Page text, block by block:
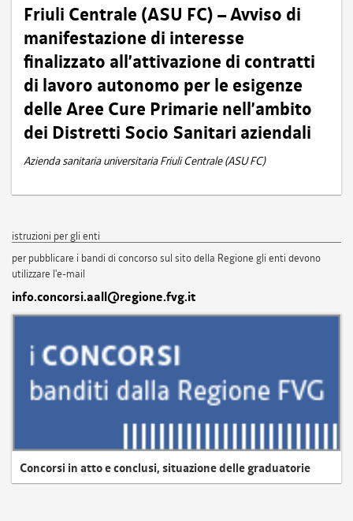
Friuli Centrale (ASU FC) – Avviso di
manifestazione di interesse
finalizzato all’attivazione di contratti
di lavoro autonomo per le esigenze
delle Aree Cure Primarie nell’ambito
dei Distretti Socio Sanitari aziendali
Azienda sanitaria universitaria Friuli Centrale (ASU FC)
istruzioni per gli enti
per pubblicare i bandi di concorso sul sito della Regione gli enti devono
utilizzare l'e-mail
info.concorsi.aall@regione.fvg.it
Concorsi in atto e conclusi, situazione delle graduatorie